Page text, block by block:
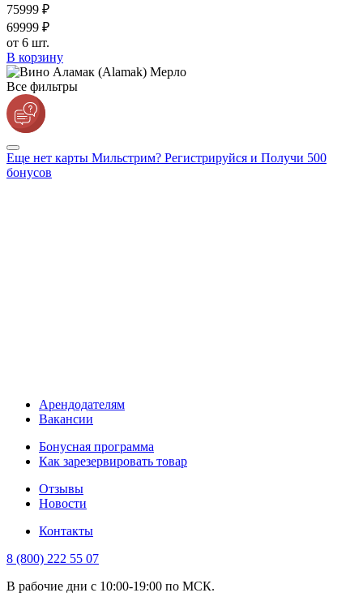
75999 ₽
69999 ₽
от 6 шт.
В корзину
Все фильтры
Еще нет карты Мильстрим? Регистрируйся и Получи 500
бонусов
Арендодателям
Вакансии
Бонусная программа
Как зарезервировать товар
Отзывы
Новости
Контакты
8 (800) 222 55 07
В рабочие дни с 10:00-19:00 по МСК.